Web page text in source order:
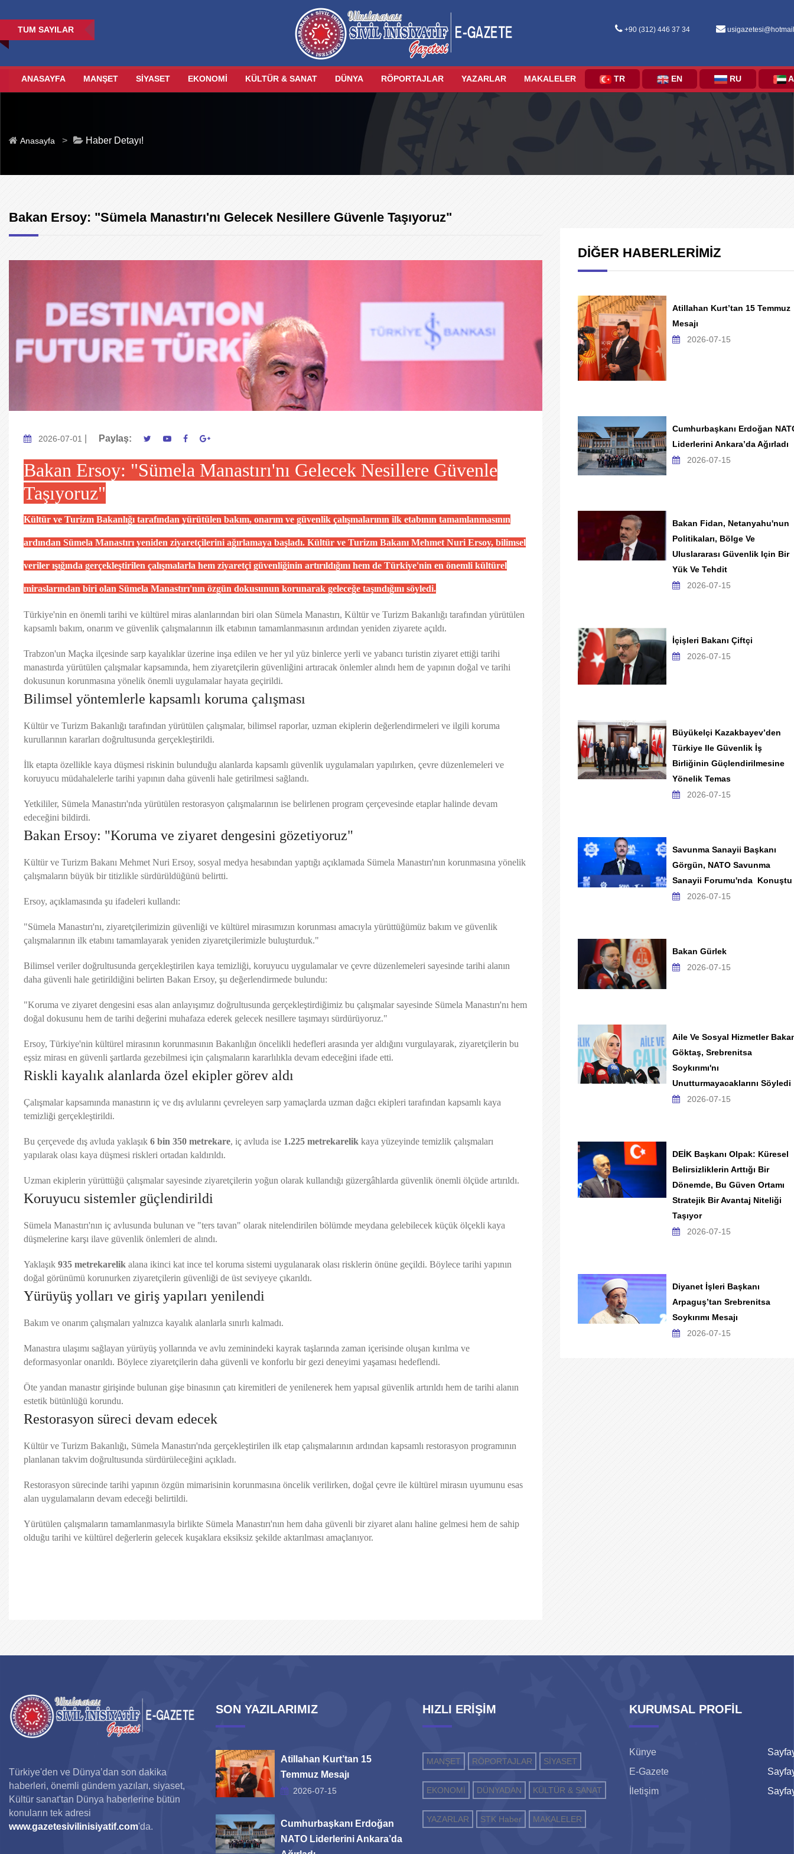
TUM SAYILAR +90 (312) 446 37 34
ANASAYFA MANŞET SİYASET EKONOMİ KÜLTÜR & SANAT DÜNYA RÖPORTAJLAR YAZARLAR MAKALELER TR EN RU
Anasayfa > Haber Detayı!
Bakan Ersoy: "Sümela Manastırı'nı Gelecek Nesillere Güvenle Taşıyoruz"
2026-07-01 Paylaş:
Bakan Ersoy: "Sümela Manastırı'nı Gelecek Nesillere Güvenle
Taşıyoruz"
Kültür ve Turizm Bakanlığı tarafından yürütülen bakım, onarım ve güvenlik çalışmalarının ilk etabının tamamlanmasının
ardından Sümela Manastırı yeniden ziyaretçilerini ağırlamaya başladı. Kültür ve Turizm Bakanı Mehmet Nuri Ersoy, bilimsel
veriler ışığında gerçekleştirilen çalışmalarla hem ziyaretçi güvenliğinin artırıldığını hem de Türkiye'nin en önemli kültürel
miraslarından biri olan Sümela Manastırı'nın özgün dokusunun korunarak geleceğe taşındığını söyledi.
Türkiye'nin en önemli tarihi ve kültürel miras alanlarından biri olan Sümela Manastırı, Kültür ve Turizm Bakanlığı tarafından yürütülen
kapsamlı bakım, onarım ve güvenlik çalışmalarının ilk etabının tamamlanmasının ardından yeniden ziyarete açıldı.
Trabzon'un Maçka ilçesinde sarp kayalıklar üzerine inşa edilen ve her yıl yüz binlerce yerli ve yabancı turistin ziyaret ettiği tarihi
manastırda yürütülen çalışmalar kapsamında, hem ziyaretçilerin güvenliğini artıracak önlemler alındı hem de yapının doğal ve tarihi
dokusunun korunmasına yönelik önemli uygulamalar hayata geçirildi.
Bilimsel yöntemlerle kapsamlı koruma çalışması
Kültür ve Turizm Bakanlığı tarafından yürütülen çalışmalar, bilimsel raporlar, uzman ekiplerin değerlendirmeleri ve ilgili koruma
kurullarının kararları doğrultusunda gerçekleştirildi.
İlk etapta özellikle kaya düşmesi riskinin bulunduğu alanlarda kapsamlı güvenlik uygulamaları yapılırken, çevre düzenlemeleri ve
koruyucu müdahalelerle tarihi yapının daha güvenli hale getirilmesi sağlandı.
Yetkililer, Sümela Manastırı'nda yürütülen restorasyon çalışmalarının ise belirlenen program çerçevesinde etaplar halinde devam
edeceğini bildirdi.
Bakan Ersoy: "Koruma ve ziyaret dengesini gözetiyoruz"
Kültür ve Turizm Bakanı Mehmet Nuri Ersoy, sosyal medya hesabından yaptığı açıklamada Sümela Manastırı'nın korunmasına yönelik
çalışmaların büyük bir titizlikle sürdürüldüğünü belirtti.
Ersoy, açıklamasında şu ifadeleri kullandı:
"Sümela Manastırı'nı, ziyaretçilerimizin güvenliği ve kültürel mirasımızın korunması amacıyla yürüttüğümüz bakım ve güvenlik
çalışmalarının ilk etabını tamamlayarak yeniden ziyaretçilerimizle buluşturduk."
Bilimsel veriler doğrultusunda gerçekleştirilen kaya temizliği, koruyucu uygulamalar ve çevre düzenlemeleri sayesinde tarihi alanın
daha güvenli hale getirildiğini belirten Bakan Ersoy, şu değerlendirmede bulundu:
"Koruma ve ziyaret dengesini esas alan anlayışımız doğrultusunda gerçekleştirdiğimiz bu çalışmalar sayesinde Sümela Manastırı'nı hem
doğal dokusunu hem de tarihi değerini muhafaza ederek gelecek nesillere taşımayı sürdürüyoruz."
Ersoy, Türkiye'nin kültürel mirasının korunmasının Bakanlığın öncelikli hedefleri arasında yer aldığını vurgulayarak, ziyaretçilerin bu
eşsiz mirası en güvenli şartlarda gezebilmesi için çalışmaların kararlılıkla devam edeceğini ifade etti.
Riskli kayalık alanlarda özel ekipler görev aldı
Çalışmalar kapsamında manastırın iç ve dış avlularını çevreleyen sarp yamaçlarda uzman dağcı ekipleri tarafından kapsamlı kaya
temizliği gerçekleştirildi.
Bu çerçevede dış avluda yaklaşık 6 bin 350 metrekare, iç avluda ise 1.225 metrekarelik kaya yüzeyinde temizlik çalışmaları
yapılarak olası kaya düşmesi riskleri ortadan kaldırıldı.
Uzman ekiplerin yürüttüğü çalışmalar sayesinde ziyaretçilerin yoğun olarak kullandığı güzergâhlarda güvenlik önemli ölçüde artırıldı.
Koruyucu sistemler güçlendirildi
Sümela Manastırı'nın iç avlusunda bulunan ve "ters tavan" olarak nitelendirilen bölümde meydana gelebilecek küçük ölçekli kaya
düşmelerine karşı ilave güvenlik önlemleri de alındı.
Yaklaşık 935 metrekarelik alana ikinci kat ince tel koruma sistemi uygulanarak olası risklerin önüne geçildi. Böylece tarihi yapının
doğal görünümü korunurken ziyaretçilerin güvenliği de üst seviyeye çıkarıldı.
Yürüyüş yolları ve giriş yapıları yenilendi
Bakım ve onarım çalışmaları yalnızca kayalık alanlarla sınırlı kalmadı.
Manastıra ulaşımı sağlayan yürüyüş yollarında ve avlu zeminindeki kayrak taşlarında zaman içerisinde oluşan kırılma ve
deformasyonlar onarıldı. Böylece ziyaretçilerin daha güvenli ve konforlu bir gezi deneyimi yaşaması hedeflendi.
Öte yandan manastır girişinde bulunan gişe binasının çatı kiremitleri de yenilenerek hem yapısal güvenlik artırıldı hem de tarihi alanın
estetik bütünlüğü korundu.
Restorasyon süreci devam edecek
Kültür ve Turizm Bakanlığı, Sümela Manastırı'nda gerçekleştirilen ilk etap çalışmalarının ardından kapsamlı restorasyon programının
planlanan takvim doğrultusunda sürdürüleceğini açıkladı.
Restorasyon sürecinde tarihi yapının özgün mimarisinin korunmasına öncelik verilirken, doğal çevre ile kültürel mirasın uyumunu esas
alan uygulamaların devam edeceği belirtildi.
Yürütülen çalışmaların tamamlanmasıyla birlikte Sümela Manastırı'nın hem daha güvenli bir ziyaret alanı haline gelmesi hem de sahip
olduğu tarihi ve kültürel değerlerin gelecek kuşaklara eksiksiz şekilde aktarılması amaçlanıyor.
DİĞER HABERLERİMİZ
Atillahan Kurt’tan 15 Temmuz
Mesajı
2026-07-15
Cumhurbaşkanı Erdoğan
Liderlerini Ankara’da Ağırladı
2026-07-15
Bakan Fidan, Netanyahu'nun
Politikaları, Bölge Ve
Uluslararası Güvenlik Için Bir
Yük Ve Tehdit
2026-07-15
İçişleri Bakanı Çiftçi
2026-07-15
Büyükelçi Kazakbayev’den
Türkiye Ile Güvenlik İş
Birliğinin Güçlendirilmesine
Yönelik Temas
2026-07-15
Savunma Sanayii Başkanı
Görgün, NATO Savunma
Sanayii Forumu'nda Konuştu
2026-07-15
Bakan Gürlek
2026-07-15
Aile Ve Sosyal Hizmetler
Göktaş, Srebrenitsa
Soykırımı'nı
Unutturmayacaklarını Söyledi
2026-07-15
DEİK Başkanı Olpak: Küresel
Belirsizliklerin Arttığı Bir
Dönemde, Bu Güven Ortamı
Stratejik Bir Avantaj Niteliği
Taşıyor
2026-07-15
Diyanet İşleri Başkanı
Arpaguş’tan Srebrenitsa
Soykırımı Mesajı
2026-07-15
Türkiye'den ve Dünya’dan son dakika
haberleri, önemli gündem yazıları, siyaset,
Kültür sanat'tan Dünya haberlerine bütün
konuların tek adresi
www.gazetesivilinisiyatif.com'da.
SON YAZILARIMIZ
Atillahan Kurt’tan 15
Temmuz Mesajı
2026-07-15
Cumhurbaşkanı Erdoğan
NATO Liderlerini Ankara’da
HIZLI ERİŞİM
MANŞET RÖPORTAJLAR SİYASET
EKONOMİ DÜNYADAN KÜLTÜR & SANAT
YAZARLAR STK Haber MAKALELER
KURUMSAL PROFİL
Künye
E-Gazete
İletişim